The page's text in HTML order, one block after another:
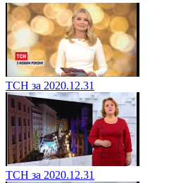
ТСН за 2020.12.31
ТСН за 2020.12.31